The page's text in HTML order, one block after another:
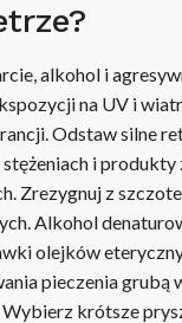
alkohol i
na UV i
Odstaw silne
i produkty
Zrezygnuj z
Alkohol
olejków
pieczenia grubą
krótsze